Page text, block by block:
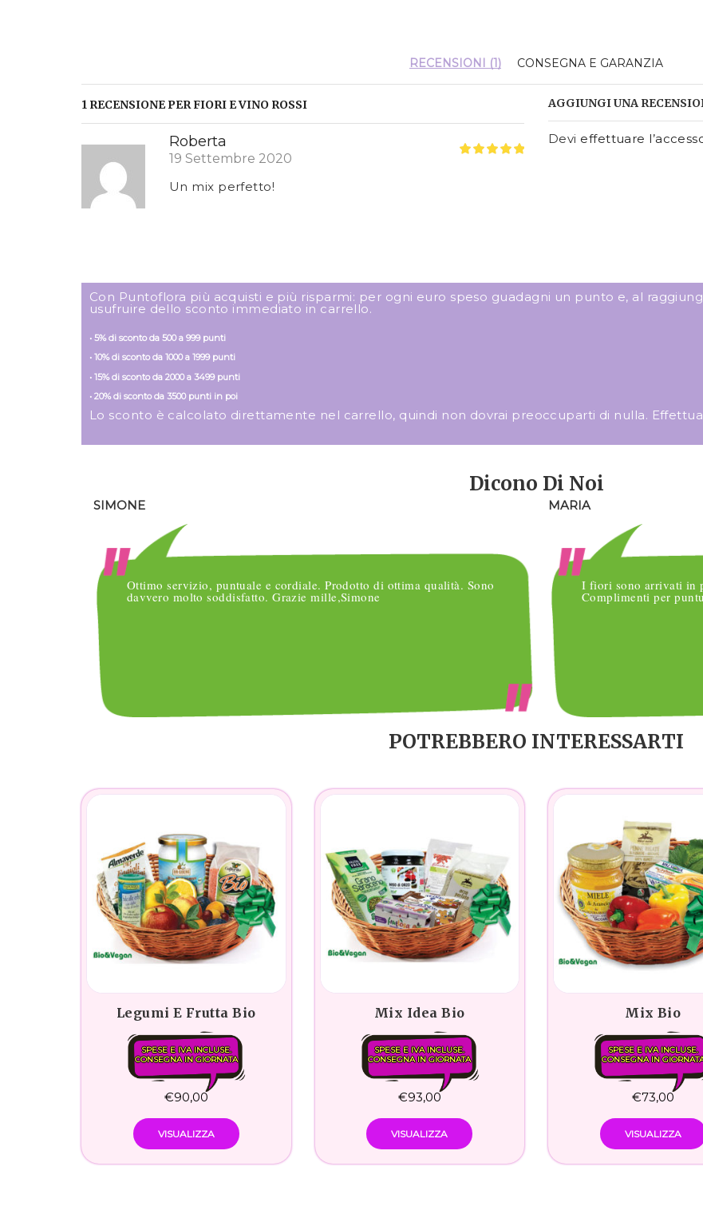
RECENSIONI (1) CONSEGNA E GARANZIA
1 RECENSIONE PERFIORI E VINO ROSSI
Roberta
19 Settembre 2020
Un mix perfetto!
AGGIUNGI UNA
Devi effettuare
Con Puntoflora più acquisti e più risparmi: per ogni euro speso guadagni un punto e, al
usufruire dello sconto immediato in carrello.
• 5% di sconto da 500 a 999 punti
• 10% di sconto da 1000 a 1999 punti
• 15% di sconto da 2000 a 3499 punti
• 20% di sconto da 3500 punti in poi
Lo sconto è calcolato direttamente nel carrello, quindi non dovrai preoccuparti di nulla.
Dicono Di Noi
SIMONE
Ottimo servizio, puntuale e cordiale. Prodotto di ottima qualità. Sono
davvero molto soddisfatto. Grazie mille,Simone
MARIA
I fiori sono arrivati in
Complimenti per
POTREBBERO INTERESSARTI
Legumi E Frutta Bio
SPESE E IVA INCLUSE.
CONSEGNA IN GIORNATA
€90,00
VISUALIZZA
Mix Idea Bio
SPESE E IVA INCLUSE.
CONSEGNA IN GIORNATA
€93,00
VISUALIZZA
Mix Bio
SPESE E IVA INCLUSE.
CONSEGNA IN
€73,00
VISUALIZZA